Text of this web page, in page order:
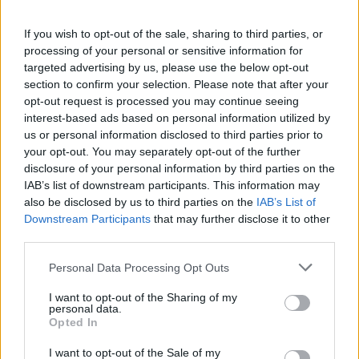
If you wish to opt-out of the sale, sharing to third parties, or
processing of your personal or sensitive information for
targeted advertising by us, please use the below opt-out
section to confirm your selection. Please note that after your
opt-out request is processed you may continue seeing
interest-based ads based on personal information utilized by
us or personal information disclosed to third parties prior to
your opt-out. You may separately opt-out of the further
disclosure of your personal information by third parties on the
IAB’s list of downstream participants. This information may
also be disclosed by us to third parties on the IAB’s List of
Downstream Participants that may further disclose it to other
Please note that this website/app uses one or more Google
not limited to your visit or usage behaviour. You may click to
grant or deny consent to Google and its third-party tags to
use your data for below specified purposes in below Google
consent section.
Personal Data Processing Opt Outs
I want to opt-out of the Sharing of my
personal data.
Opted In
I want to opt-out of the Sale of my
trimestrale o semestrale aiuta a comporre la struttura con
meno costi e maggiore regolarità. Per chi ribadisce un
approccio dinamico, è essenziale verificare la tolleranza a
ribassi prolungati prima di aumentare il peso azionario.
Regole d’oro per la manutenzione
Qualunque sia il profilo scelto, tre regole sostengono la
tenuta del portafoglio: mantenere i costibassi, rispettare il
ribilanciamentoprestabilito, curare laliquiditàdi
sicurezza. In pratica: pochi ETF diversificati, ribilancio
annuale o a bande con soglie chiare, utilizzo di nuovi
ordinata di prezzi di carico e operazioni. Con 7.500 euro,
la linearità vale più della complessità: la crescita
composta premia la costanza, e un impianto semplice